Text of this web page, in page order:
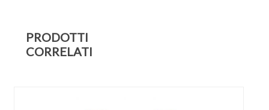
PRODOTTI
CORRELATI